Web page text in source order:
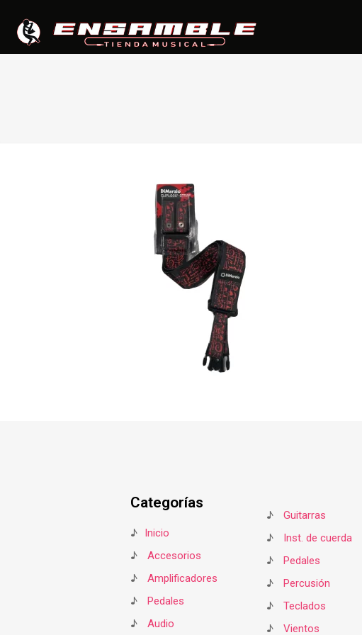
Categorías
♪
Inicio
♪
Accesorios
♪
Amplificadores
♪
Pedales
♪
Audio
♪
Guitarras
♪
Inst. de cuerda
♪
Pedales
♪
Percusión
♪
Teclados
♪
Vientos